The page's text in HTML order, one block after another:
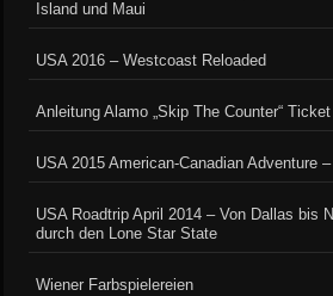
Island und Maui
USA 2016 – Westcoast Reloaded
Anleitung Alamo „Skip The Counter“
USA 2015 American-Canadian Adventure
USA Roadtrip April 2014 – Von Dallas bis
durch den Lone Star State
Wiener Farbspielereien